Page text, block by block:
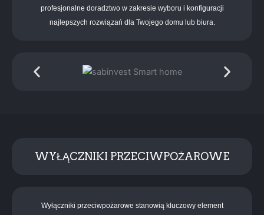
profesjonalne doradztwo w zakresie wyboru i konfiguracji
najlepszych rozwiązań dla Twojego domu lub biura.
WYŁĄCZNIKI PRZECIWPOŻAROWE
Wyłączniki przeciwpożarowe stanowią kluczowy element